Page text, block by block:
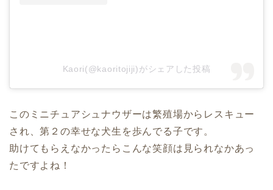
Kaori(@kaoritojiji)がシェアした投稿
このミニチュアシュナウザーは繁殖場からレスキュー
され、第２の幸せな犬生を歩んでる子です。
助けてもらえなかったらこんな笑顔は見られなかあっ
たですよね！